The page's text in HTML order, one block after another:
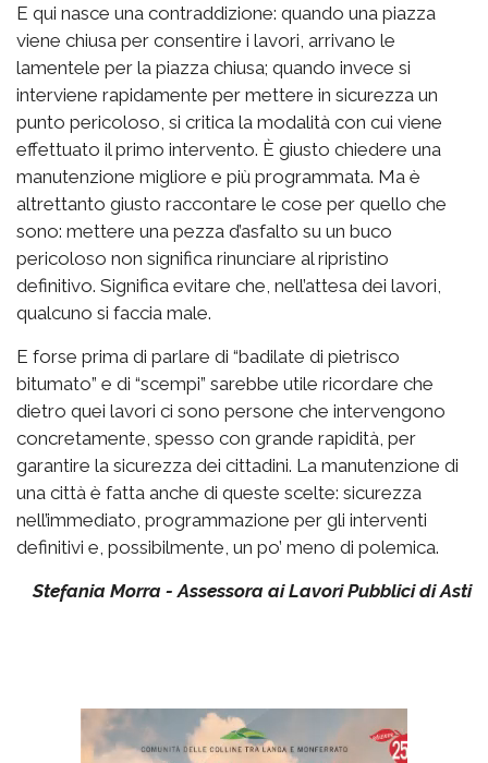
E qui nasce una contraddizione: quando una piazza
viene chiusa per consentire i lavori, arrivano le
lamentele per la piazza chiusa; quando invece si
interviene rapidamente per mettere in sicurezza un
punto pericoloso, si critica la modalità con cui viene
effettuato il primo intervento. È giusto chiedere una
manutenzione migliore e più programmata. Ma è
altrettanto giusto raccontare le cose per quello che
sono: mettere una pezza d’asfalto su un buco
pericoloso non significa rinunciare al ripristino
definitivo. Significa evitare che, nell’attesa dei lavori,
qualcuno si faccia male.
E forse prima di parlare di “badilate di pietrisco
bitumato” e di “scempi” sarebbe utile ricordare che
dietro quei lavori ci sono persone che intervengono
concretamente, spesso con grande rapidità, per
garantire la sicurezza dei cittadini. La manutenzione di
una città è fatta anche di queste scelte: sicurezza
nell’immediato, programmazione per gli interventi
definitivi e, possibilmente, un po’ meno di polemica.
Stefania Morra - Assessora ai Lavori Pubblici di Asti